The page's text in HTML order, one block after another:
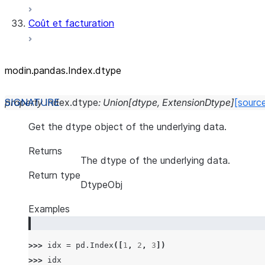
Coût et facturation
modin.pandas.Index.dtype
property Index.dtype: Union[dtype, ExtensionDtype]
Get the dtype object of the underlying data.
Returns
The dtype of the underlying data.
Return type
DtypeObj
Examples
>>> idx = pd . Index ([ 1 , 2 , 3 ])
>>> idx